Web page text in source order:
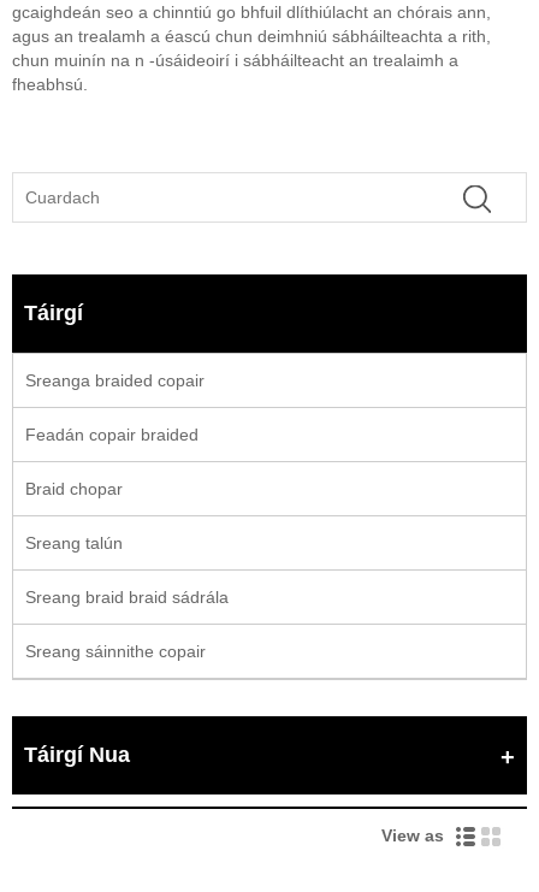
gcaighdeán seo a chinntiú go bhfuil dlíthiúlacht an chórais ann,
agus an trealamh a éascú chun deimhniú sábháilteachta a rith,
chun muinín na n -úsáideoirí i sábháilteacht an trealaimh a
fheabhsú.
Táirgí
Sreanga braided copair
Feadán copair braided
Braid chopar
Sreang talún
Sreang braid braid sádrála
Sreang sáinnithe copair
Táirgí Nua
View as